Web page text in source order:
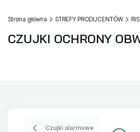
Strona główna STREFY PRODUCENTÓW
CZUJKI OCHRONY
Czujki alarmowe